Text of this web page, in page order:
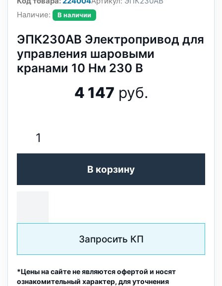
Наличие:
В наличии
ЭПК230АВ Электропривод для
управления шаровыми
кранами 10 Нм 230 В
4 147 руб.
В корзину
Запросить КП
*Цены на сайте не являются офертой и носят
ознакомительный характер, для уточнения